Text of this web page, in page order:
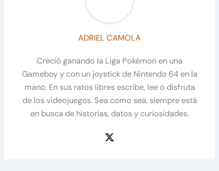
ADRIEL CAMOLA
Creció ganando la Liga Pokémon en una
Gameboy y con un joystick de Nintendo 64 en la
mano. En sus ratos libres escribe, lee o disfruta
de los videojuegos. Sea como sea, siempre está
en busca de historias, datos y curiosidades.